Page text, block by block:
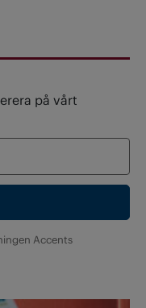
på vårt
Accents